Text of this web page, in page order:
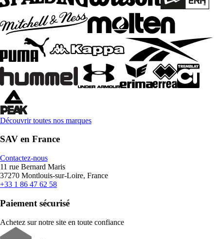
Découvrir toutes nos marques
SAV en France
Contactez-nous
11 rue Bernard Maris
37270 Montlouis-sur-Loire, France
+33 1 86 47 62 58
Paiement sécurisé
Achetez sur notre site en toute confiance